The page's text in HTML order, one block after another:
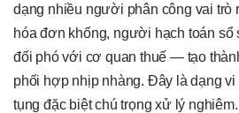
dạng nhiều người phân công vai
hóa đơn khống, người hạch toán sổ
đối phó với cơ quan thuế — tạo
phối hợp nhịp nhàng. Đây là dạng
tụng đặc biệt chú trọng xử lý nghiêm.